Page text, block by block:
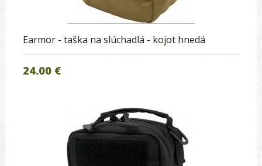
Earmor - taška na slúchadlá - kojot hnedá
24.00 €